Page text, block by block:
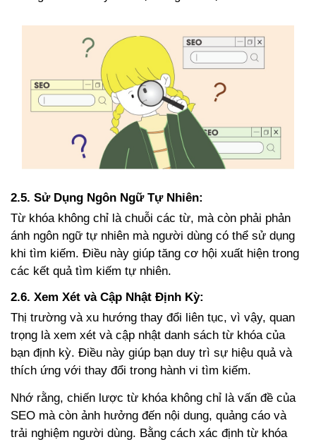
2.5. Sử Dụng Ngôn Ngữ Tự Nhiên:
Từ khóa không chỉ là chuỗi các từ, mà còn phải phản
ánh ngôn ngữ tự nhiên mà người dùng có thể sử dụng
khi tìm kiếm. Điều này giúp tăng cơ hội xuất hiện trong
các kết quả tìm kiếm tự nhiên.
2.6. Xem Xét và Cập Nhật Định Kỳ:
Thị trường và xu hướng thay đổi liên tục, vì vậy, quan
trọng là xem xét và cập nhật danh sách từ khóa của
bạn định kỳ. Điều này giúp bạn duy trì sự hiệu quả và
thích ứng với thay đổi trong hành vi tìm kiếm.
Nhớ rằng, chiến lược từ khóa không chỉ là vấn đề của
SEO mà còn ảnh hưởng đến nội dung, quảng cáo và
trải nghiệm người dùng. Bằng cách xác định từ khóa